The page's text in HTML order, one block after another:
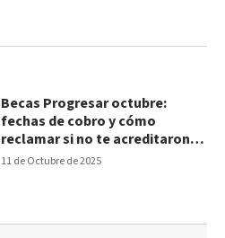
11 de Octubre de 2025
Becas Progresar octubre:
fechas de cobro y cómo
reclamar si no te acreditaron el
pago